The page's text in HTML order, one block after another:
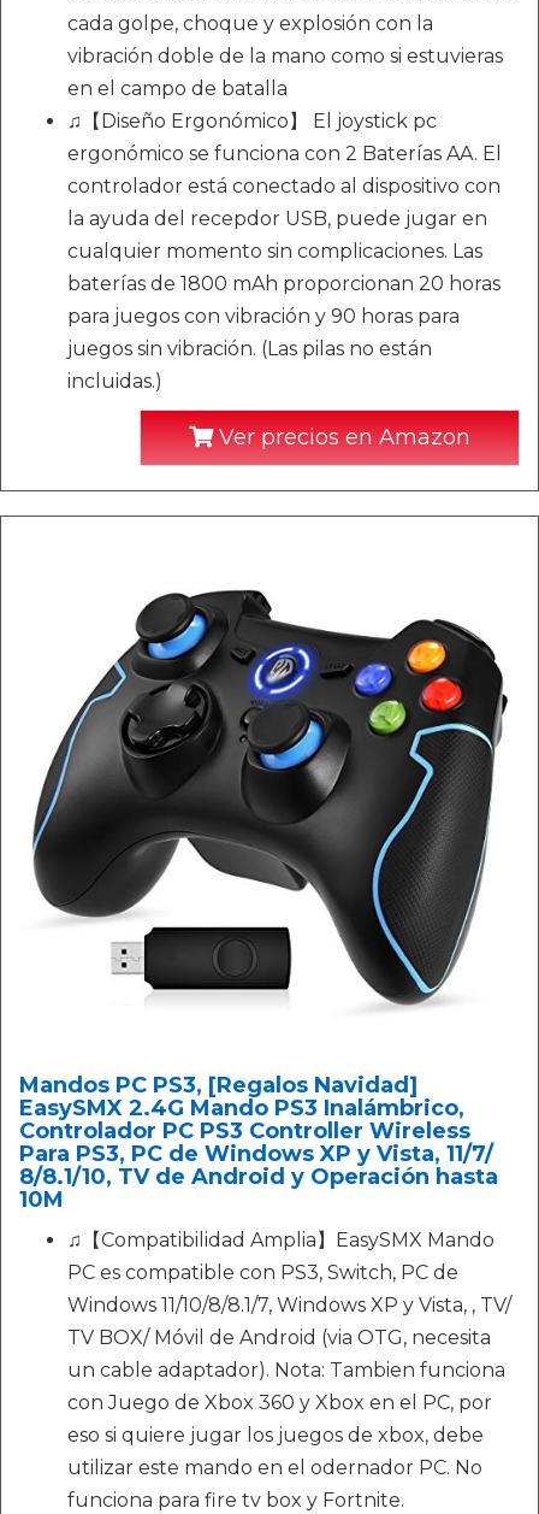
cada golpe, choque y explosión con la
vibración doble de la mano como si estuvieras
en el campo de batalla
♫【Diseño Ergonómico】 El joystick pc
ergonómico se funciona con 2 Baterías AA. El
controlador está conectado al dispositivo con
la ayuda del recepdor USB, puede jugar en
cualquier momento sin complicaciones. Las
baterías de 1800 mAh proporcionan 20 horas
para juegos con vibración y 90 horas para
juegos sin vibración. (Las pilas no están
incluidas.)
Ver precios en Amazon
Mandos PC PS3, [Regalos Navidad]
EasySMX 2.4G Mando PS3 Inalámbrico,
Controlador PC PS3 Controller Wireless
Para PS3, PC de Windows XP y Vista, 11/7/
8/8.1/10, TV de Android y Operación hasta
10M
♫【Compatibilidad Amplia】EasySMX Mando
PC es compatible con PS3, Switch, PC de
Windows 11/10/8/8.1/7, Windows XP y Vista, , TV/
TV BOX/ Móvil de Android (via OTG, necesita
un cable adaptador). Nota: Tambien funciona
con Juego de Xbox 360 y Xbox en el PC, por
eso si quiere jugar los juegos de xbox, debe
utilizar este mando en el odernador PC. No
funciona para fire tv box y Fortnite.